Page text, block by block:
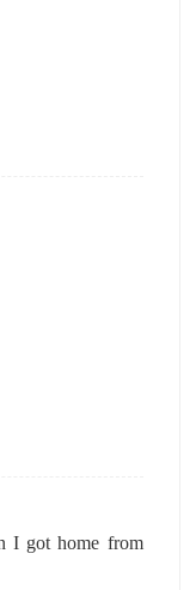
I got home from